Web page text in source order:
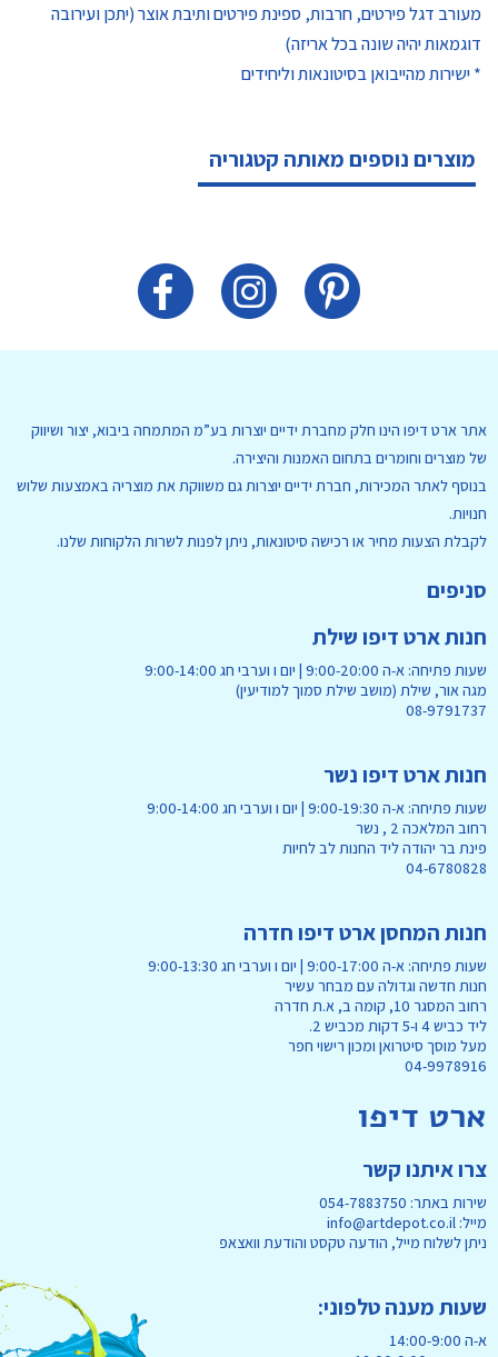
מעורב דגל פירטים, חרבות, ספינת פירטים ותיבת אוצר (יתכן ועירובה
דוגמאות יהיה שונה בכל אריזה)
* ישירות מהייבואן בסיטונאות וליחידים
מוצרים נוספים מאותה קטגוריה
אתר ארט דיפו הינו חלק מחברת ידיים יוצרות בע”מ המתמחה ביבוא, יצור ושיווק
של מוצרים וחומרים בתחום האמנות והיצירה.
בנוסף לאתר המכירות, חברת ידיים יוצרות גם משווקת את מוצריה באמצעות שלוש
חנויות.
לקבלת הצעות מחיר או רכישה סיטונאות, ניתן לפנות לשרות הלקוחות שלנו.
סניפים
חנות ארט דיפו שילת
שעות פתיחה: א-ה 9:00-20:00 | יום ו וערבי חג 9:00-14:00
מגה אור, שילת (מושב שילת סמוך למודיעין)
08-9791737
חנות ארט דיפו נשר
שעות פתיחה: א-ה 9:00-19:30 | יום ו וערבי חג 9:00-14:00
רחוב המלאכה 2 , נשר
פינת בר יהודה ליד החנות לב לחיות
04-6780828
חנות המחסן ארט דיפו חדרה
שעות פתיחה: א-ה 9:00-17:00 | יום ו וערבי חג 9:00-13:30
חנות חדשה וגדולה עם מבחר עשיר
רחוב המסגר 10, קומה ב, א.ת חדרה
ליד כביש 4 ו-5 דקות מכביש 2.
מעל מוסך סיטרואן ומכון רישוי חפר
04-9978916
ארט דיפו
צרו איתנו קשר
שירות באתר: 054-7883750
מייל: info@artdepot.co.il
ניתן לשלוח מייל, הודעה טקסט והודעת וואצאפ
שעות מענה טלפוני:
א-ה 14:00-9:00